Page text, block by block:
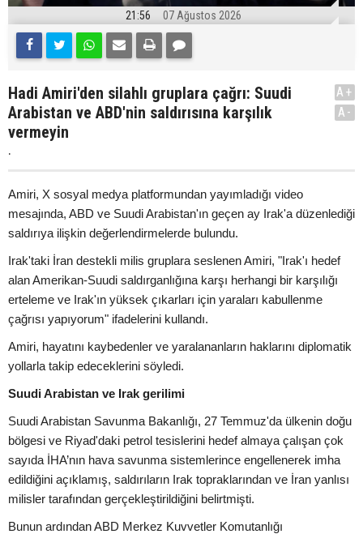
21:56 07 Ağustos 2026
Hadi Amiri'den silahlı gruplara çağrı: Suudi
Arabistan ve ABD'nin saldırısına karşılık
vermeyin
.
A+
A-
Amiri, X sosyal medya platformundan yayımladığı video
mesajında, ABD ve Suudi Arabistan'ın geçen ay Irak'a düzenlediği
saldırıya ilişkin değerlendirmelerde bulundu.
Irak'taki İran destekli milis gruplara seslenen Amiri, "Irak'ı hedef
alan Amerikan-Suudi saldırganlığına karşı herhangi bir karşılığı
erteleme ve Irak'ın yüksek çıkarları için yaraları kabullenme
çağrısı yapıyorum" ifadelerini kullandı.
Amiri, hayatını kaybedenler ve yaralananların haklarını diplomatik
yollarla takip edeceklerini söyledi.
Suudi Arabistan ve Irak gerilimi
Suudi Arabistan Savunma Bakanlığı, 27 Temmuz'da ülkenin doğu
bölgesi ve Riyad'daki petrol tesislerini hedef almaya çalışan çok
sayıda İHA’nın hava savunma sistemlerince engellenerek imha
edildiğini açıklamış, saldırıların Irak topraklarından ve İran yanlısı
milisler tarafından gerçekleştirildiğini belirtmişti.
Bunun ardından ABD Merkez Kuvvetler Komutanlığı